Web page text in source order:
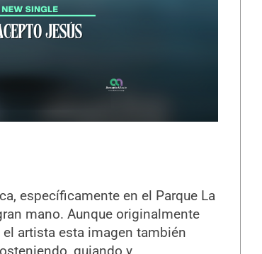
específicamente en el Parque La
mano. Aunque originalmente
artista esta imagen también